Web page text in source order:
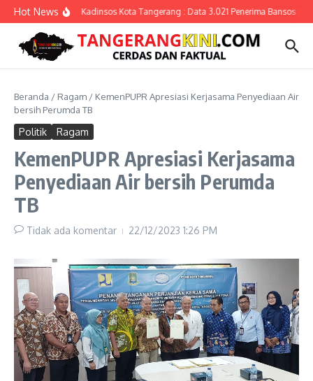
Lewati ke konten
Hot News Kadinsos Kota Tangerang : Data 3.021 Penerima Bansos
Beranda / Ragam / KemenPUPR Apresiasi Kerjasama Penyediaan Air
bersih Perumda TB
Politik Ragam
KemenPUPR Apresiasi Kerjasama
Penyediaan Air bersih Perumda
TB
Tidak ada komentar 22/12/2023 1:26 PM